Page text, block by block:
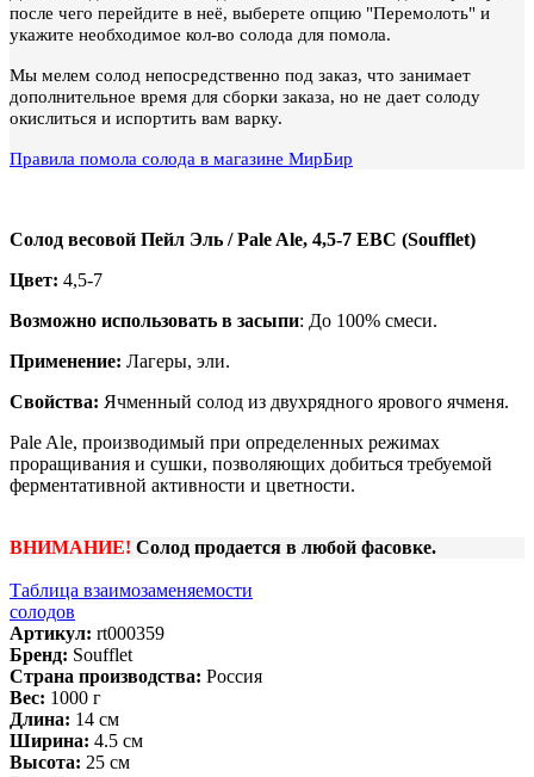
после чего перейдите в неё, выберете опцию "Перемолоть" и
укажите необходимое кол-во солода для помола.
Мы мелем солод непосредственно под заказ, что занимает
дополнительное время для сборки заказа, но не дает солоду
окислиться и испортить вам варку.
Правила помола солода в магазине МирБир
Солод весовой Пейл Эль / Pale Ale, 4,5-7 EBC (Soufflet)
Цвет: 4,5-7
Возможно использовать в засыпи: До 100% смеси.
Применение: Лагеры, эли.
Свойства: Ячменный солод из двухрядного ярового ячменя.
Pale Ale, производимый при определенных режимах
проращивания и сушки, позволяющих добиться требуемой
ферментативной активности и цветности.
ВНИМАНИЕ! Солод продается в любой фасовке.
Таблица взаимозаменяемости
солодов
Артикул: rt000359
Бренд: Soufflet
Страна производства: Россия
Вес: 1000 г
Длина: 14 см
Ширина: 4.5 см
Высота: 25 см